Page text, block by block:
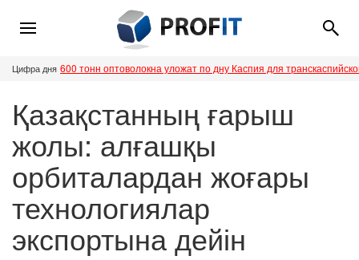
Цифра дня 600 тонн оптоволокна уложат по дну Каспия для
Қазақстанның ғарыш
жолы: алғашқы
орбиталардан жоғары
технологиялар
экспортына дейін